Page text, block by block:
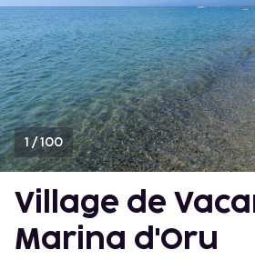
1 /100
Village de
Marina d'Oru